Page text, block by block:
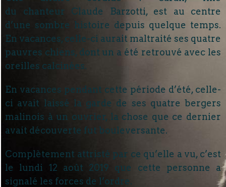
du chanteur Claude Barzotti, est au centre
d’une sombre histoire depuis quelque temps.
En vacances, celle-ci aurait maltraité ses quatre
pauvres chiens, dont un a été retrouvé avec les
oreilles calcinées.
En vacances pendant cette période d’été, celle-
ci avait laissé la garde de ses quatre bergers
malinois à un ouvrier, la chose que ce dernier
avait découverte fut bouleversante.
Complètement attristé par ce qu’elle a vu, c’est
le lundi 12 août 2019 que cette personne a
signalé les forces de l’ordre.